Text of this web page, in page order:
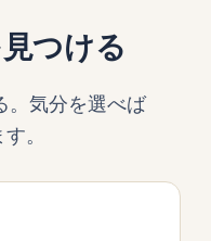
つける
。気分を選べば
。